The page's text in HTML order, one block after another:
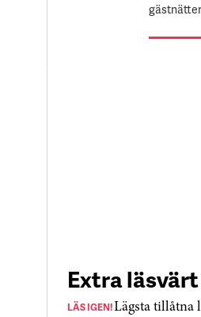
Extra
LÄS IGEN!Lägsta tillåtna